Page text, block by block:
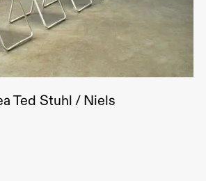
Ted Stuhl / Niels